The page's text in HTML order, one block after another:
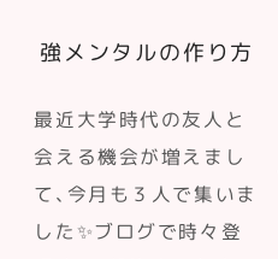
強メンタルの作り方
最近大学時代の友人と
会える機会が増えまし
て、今月も３人で集いま
した✨ブログで時々登